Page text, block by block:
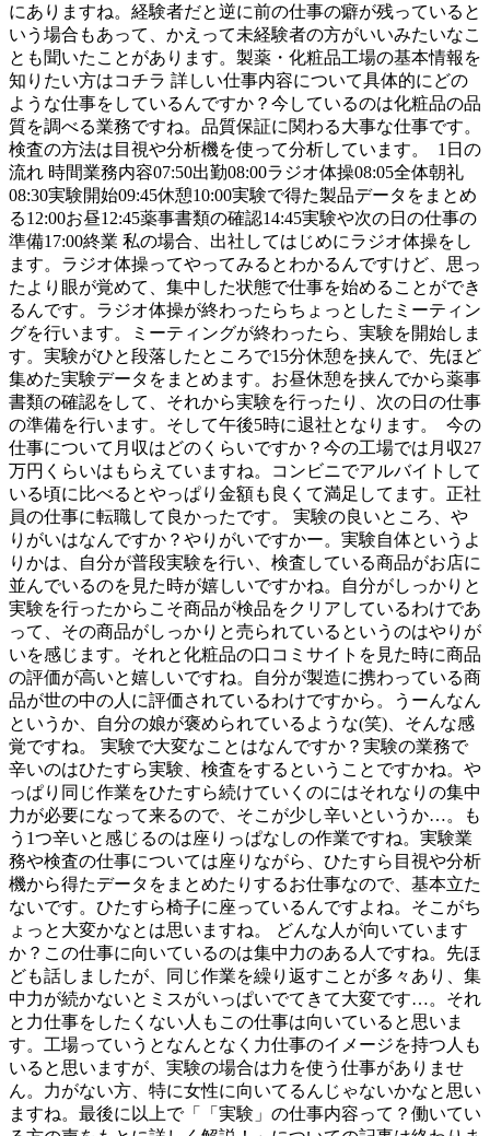
にありますね。経験者だと逆に前の仕事の癖が残っていると
いう場合もあって、かえって未経験者の方がいいみたいなこ
とも聞いたことがあります。製薬・化粧品工場の基本情報を
知りたい方はコチラ 詳しい仕事内容について具体的にどの
ような仕事をしているんですか？今しているのは化粧品の品
質を調べる業務ですね。品質保証に関わる大事な仕事です。
検査の方法は目視や分析機を使って分析しています。 1日の
流れ 時間業務内容07:50出勤08:00ラジオ体操08:05全体朝礼
08:30実験開始09:45休憩10:00実験で得た製品データをまとめ
る12:00お昼12:45薬事書類の確認14:45実験や次の日の仕事の
準備17:00終業 私の場合、出社してはじめにラジオ体操をし
ます。ラジオ体操ってやってみるとわかるんですけど、思っ
たより眼が覚めて、集中した状態で仕事を始めることができ
るんです。ラジオ体操が終わったらちょっとしたミーティン
グを行います。ミーティングが終わったら、実験を開始しま
す。実験がひと段落したところで15分休憩を挟んで、先ほど
集めた実験データをまとめます。お昼休憩を挟んでから薬事
書類の確認をして、それから実験を行ったり、次の日の仕事
の準備を行います。そして午後5時に退社となります。 今の
仕事について月収はどのくらいですか？今の工場では月収27
万円くらいはもらえていますね。コンビニでアルバイトして
いる頃に比べるとやっぱり金額も良くて満足してます。正社
員の仕事に転職して良かったです。 実験の良いところ、や
りがいはなんですか？やりがいですかー。実験自体というよ
りかは、自分が普段実験を行い、検査している商品がお店に
並んでいるのを見た時が嬉しいですかね。自分がしっかりと
実験を行ったからこそ商品が検品をクリアしているわけであ
って、その商品がしっかりと売られているというのはやりが
いを感じます。それと化粧品の口コミサイトを見た時に商品
の評価が高いと嬉しいですね。自分が製造に携わっている商
品が世の中の人に評価されているわけですから。うーんなん
というか、自分の娘が褒められているような(笑)、そんな感
覚ですね。 実験で大変なことはなんですか？実験の業務で
辛いのはひたすら実験、検査をするということですかね。や
っぱり同じ作業をひたすら続けていくのにはそれなりの集中
力が必要になって来るので、そこが少し辛いというか…。も
う1つ辛いと感じるのは座りっぱなしの作業ですね。実験業
務や検査の仕事については座りながら、ひたすら目視や分析
機から得たデータをまとめたりするお仕事なので、基本立た
ないです。ひたすら椅子に座っているんですよね。そこがち
ょっと大変かなとは思いますね。 どんな人が向いています
か？この仕事に向いているのは集中力のある人ですね。先ほ
ども話しましたが、同じ作業を繰り返すことが多々あり、集
中力が続かないとミスがいっぱいでてきて大変です…。それ
と力仕事をしたくない人もこの仕事は向いていると思いま
す。工場っていうとなんとなく力仕事のイメージを持つ人も
いると思いますが、実験の場合は力を使う仕事がありませ
ん。力がない方、特に女性に向いてるんじゃないかなと思い
ますね。最後に以上で「「実験」の仕事内容って？働いてい